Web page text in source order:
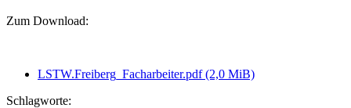
Zum Download:
LSTW.Freiberg_Facharbeiter.pdf(2,0 MiB)
Schlagworte: